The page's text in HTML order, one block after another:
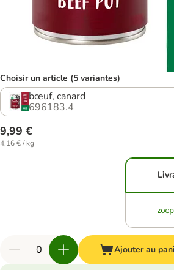
Choisir un article (5 variantes)
bœuf, canard
696183.4
9,99 €
4,16 € / kg
Ajouter au